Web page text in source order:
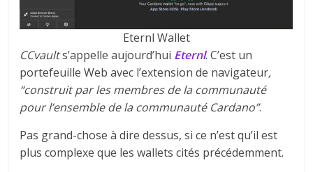
Eternl Wallet
CCvaults’appelle aujourd’hui Eternl. C’est un
portefeuille Web avec l’extension de navigateur,
“construit par les membres de la communauté
pour l’ensemble de la communauté Cardano”.
Pas grand-chose à dire dessus, si ce n’est qu’il est
plus complexe que les wallets cités précédemment.